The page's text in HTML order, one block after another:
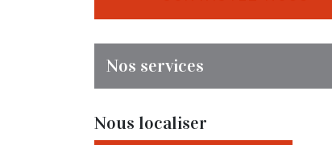
Nos services
Nous localiser